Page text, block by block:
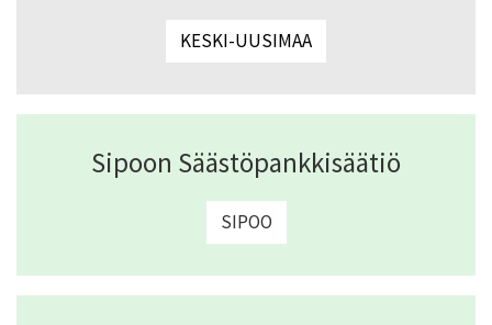
KESKI-UUSIMAA
Sipoon Säästöpankkisäätiö
SIPOO